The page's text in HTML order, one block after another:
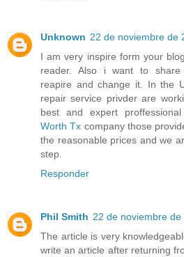
Unknown 22 de noviembre de
I am very inspire form your
reader. Also i want to share
reapire and change it. In the
repair service privder are
best and expert proffessional
Worth Tx company those
the reasonable prices and we
step.
Responder
Phil Smith 22 de noviembre
The article is very
write an article after returning